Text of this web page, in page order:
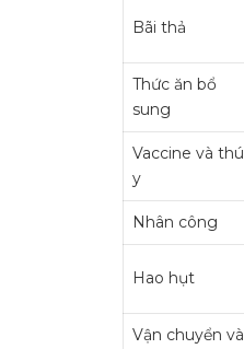
Bãi thả
Thức ăn bổ
sung
Vaccine và thú
y
Nhân công
Hao hụt
Vận chuyển và